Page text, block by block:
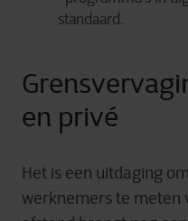
standaard.
en privé
Het is een uitdaging
werknemers te meten